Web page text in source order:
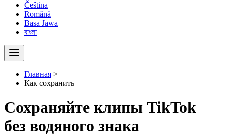
Čeština
Română
Basa Jawa
বাংলা
Главная >
Как сохранить
Сохраняйте клипы TikTok
без водяного знака